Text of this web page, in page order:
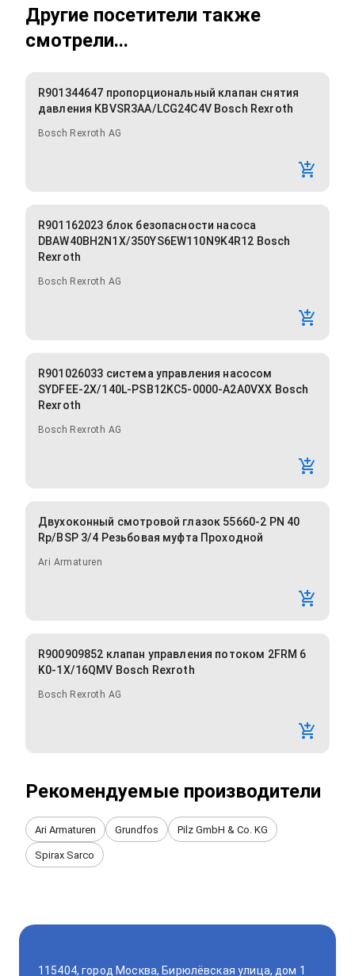
Другие посетители также
смотрели...
R901344647 пропорциональный клапан снятия
давления KBVSR3AA/LCG24C4V Bosch Rexroth
Bosch Rexroth AG
R901162023 блок безопасности насоса
DBAW40BH2N1X/350YS6EW110N9K4R12 Bosch
Rexroth
Bosch Rexroth AG
R901026033 система управления насосом
SYDFEE-2X/140L-PSB12KC5-0000-A2A0VXX Bosch
Rexroth
Bosch Rexroth AG
Двухоконный смотровой глазок 55660-2 PN 40
Rp/BSP 3/4 Резьбовая муфта Проходной
Ari Armaturen
R900909852 клапан управления потоком 2FRM 6
K0-1X/16QMV Bosch Rexroth
Bosch Rexroth AG
Рекомендуемые производители
Ari Armaturen Grundfos Pilz GmbH & Co. KG
Spirax Sarco
115404, город Москва, Бирюлёвская улица, дом 1